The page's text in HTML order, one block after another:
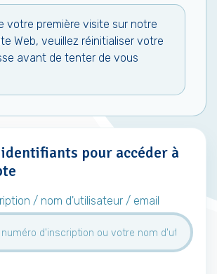
votre première visite sur notre
Web, veuillez réinitialiser votre
avant de tenter de vous
pour accéder à
/ nom d'utilisateur / email